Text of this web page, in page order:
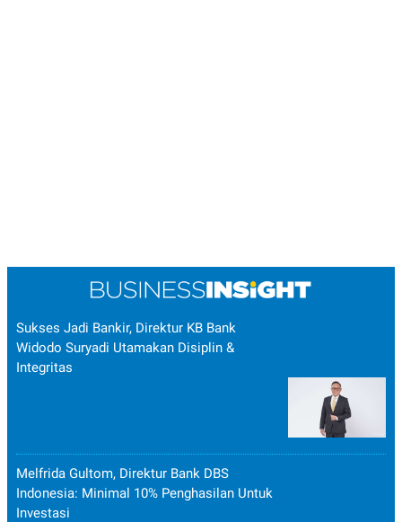
Sukses Jadi Bankir, Direktur KB Bank
Widodo Suryadi Utamakan Disiplin &
Integritas
Melfrida Gultom, Direktur Bank DBS
Indonesia: Minimal 10% Penghasilan Untuk
Investasi